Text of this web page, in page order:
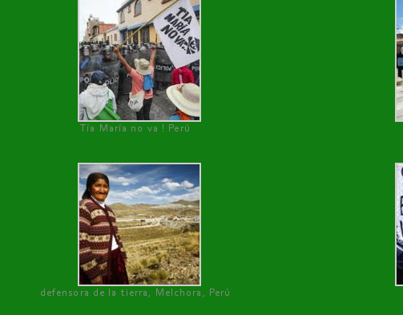
Tía María no va ! Perú
defensora de la tierra, Melchora, Perú